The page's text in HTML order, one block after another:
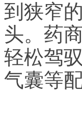
到狭窄
头。药
轻松驾
气囊等